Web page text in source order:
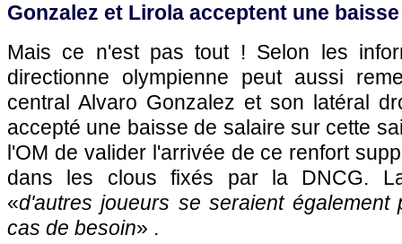
Gonzalez et Lirola acceptent une
Mais ce n'est pas tout ! Selon les
directionne olympienne peut aussi
central Alvaro Gonzalez et son latéral
accepté une baisse de salaire sur cette
l'OM de valider l'arrivée de ce renfort
dans les clous fixés par la DNCG.
«d'autres joueurs se seraient également
cas de besoin» .